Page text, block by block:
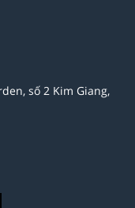
số 2 Kim Giang,